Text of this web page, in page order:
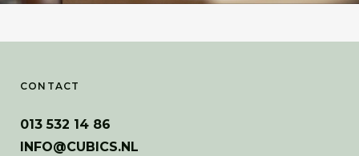
CONTACT
013 532 14 86
INFO@CUBICS.NL